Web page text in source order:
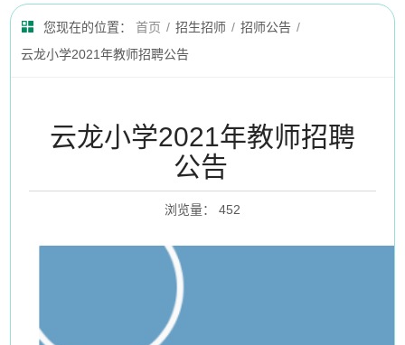
您现在的位置： 首页 / 招生招师 / 招师公告 /
云龙小学2021年教师招聘公告
云龙小学2021年教师招聘
公告
浏览量： 452